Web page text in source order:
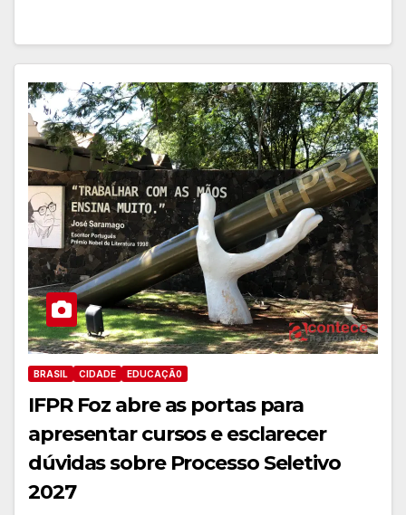
BRASIL CIDADE EDUCAÇÃ0
IFPR Foz abre as portas para
apresentar cursos e esclarecer
dúvidas sobre Processo Seletivo
2027